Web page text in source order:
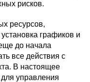
рисков.
ресурсов,
графиков и
до начала
все действия с
В настоящее
управления